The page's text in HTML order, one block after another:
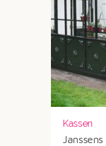
Kassen